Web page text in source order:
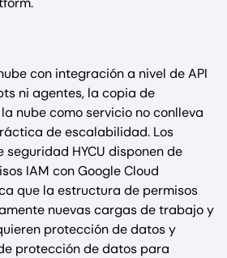
con integración a nivel de API
ni agentes, la copia de
nube como servicio no conlleva
de escalabilidad. Los
HYCU disponen de
IAM con Google Cloud
que la estructura de permisos
nuevas cargas de trabajo y
protección de datos y
protección de datos para